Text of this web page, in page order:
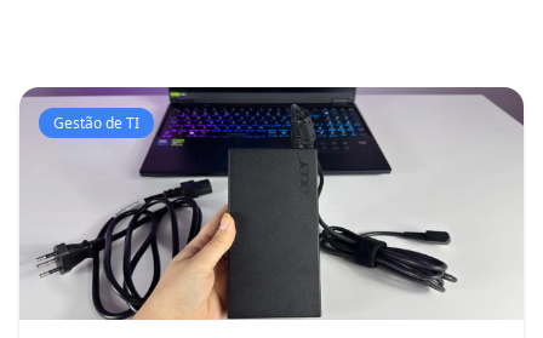
Gestão de TI